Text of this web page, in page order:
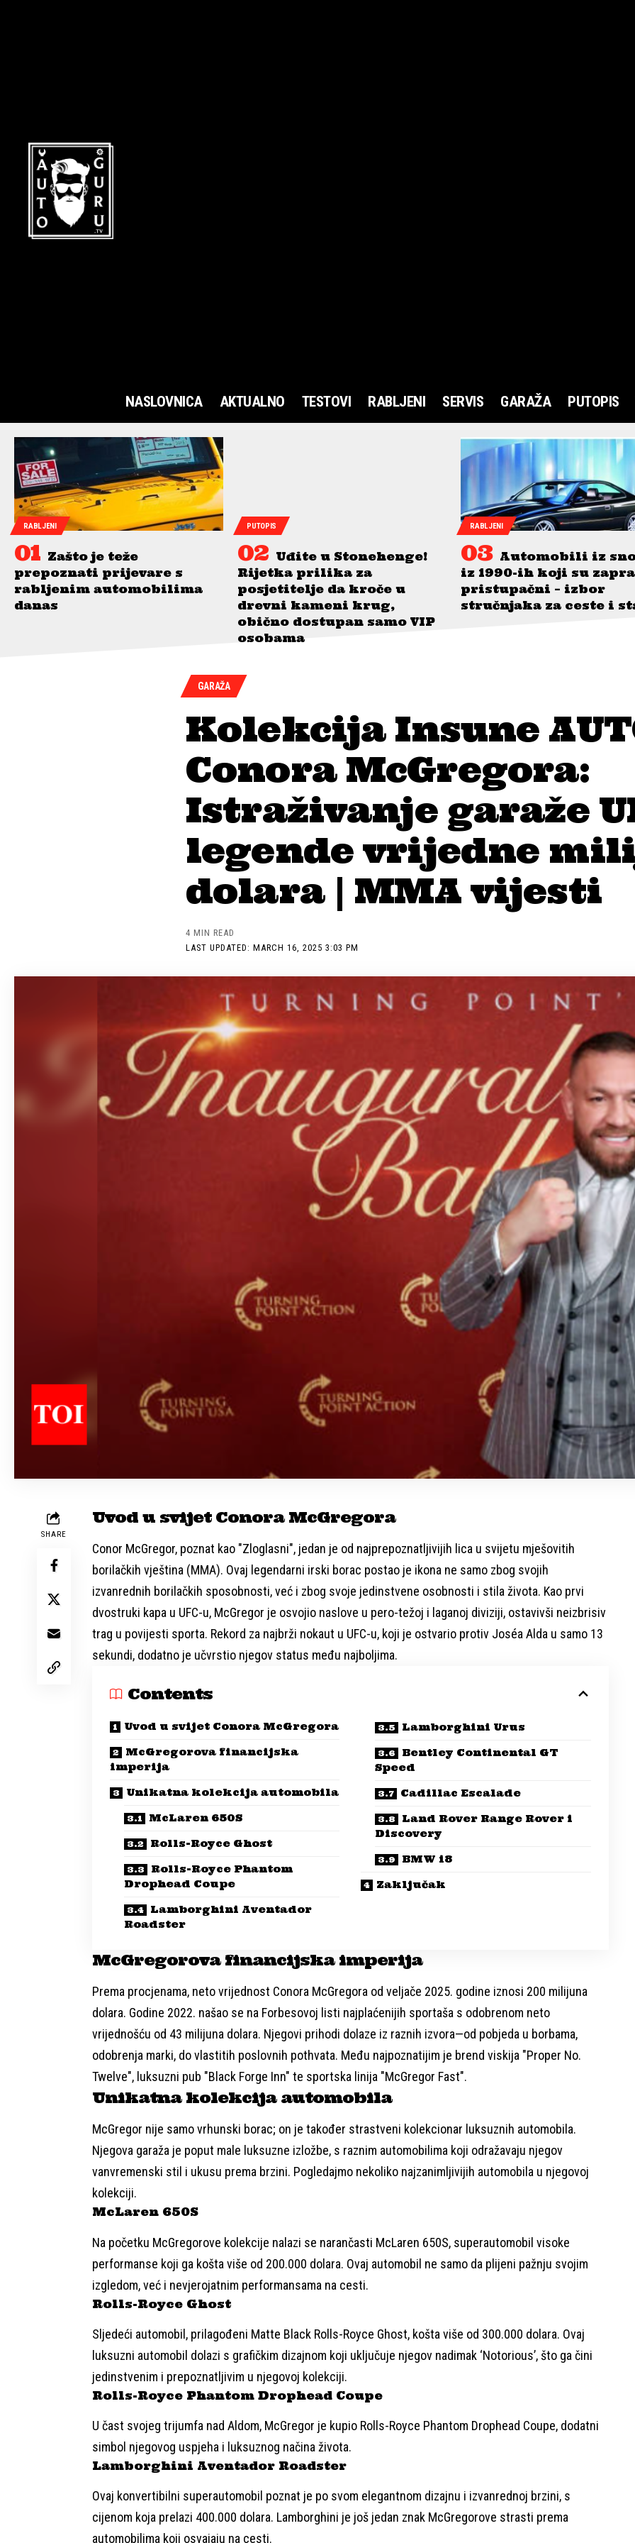
NASLOVNICA AKTUALNO TESTOVI RABLJENI SERVIS GARAŽA PUTOPIS
RABLJENI
Zašto je teže
prepoznati prijevare s
rabljenim automobilima
danas
PUTOPIS
Uđite u Stonehenge!
Rijetka prilika za
posjetitelje da kroče u
drevni kameni krug,
obično dostupan samo VIP
osobama
RABLJENI
Automobili iz
iz 1990-ih koji su
pristupačni – izbor
stručnjaka za ceste i
GARAŽA
Kolekcija Insune
Conora McGregora:
Istraživanje garaže
legende vrijedne
dolara | MMA vijesti
LAST UPDATED: MARCH 16, 2025 3:03 PM
4 MIN READ
SHARE
Uvod u svijet Conora McGregora
Conor McGregor, poznat kao "Zloglasni", jedan je od najprepoznatljivijih lica u svijetu mješovitih
borilačkih vještina (MMA). Ovaj legendarni irski borac postao je ikona ne samo zbog svojih
izvanrednih borilačkih sposobnosti, već i zbog svoje jedinstvene osobnosti i stila života. Kao prvi
dvostruki kapa u UFC-u, McGregor je osvojio naslove u pero-težoj i laganoj diviziji, ostavivši neizbrisiv
trag u povijesti sporta. Rekord za najbrži nokaut u UFC-u, koji je ostvario protiv Joséa Alda u samo 13
sekundi, dodatno je učvrstio njegov status među najboljima.
Contents
Uvod u svijet Conora McGregora
McGregorova financijska
imperija
Unikatna kolekcija automobila
McLaren 650S
Rolls-Royce Ghost
Rolls-Royce Phantom
Drophead Coupe
Lamborghini Aventador
Roadster
Lamborghini Urus
Bentley Continental GT
Speed
Cadillac Escalade
Land Rover Range Rover i
Discovery
BMW i8
Zaključak
McGregorova financijska imperija
Prema procjenama, neto vrijednost Conora McGregora od veljače 2025. godine iznosi 200 milijuna
dolara. Godine 2022. našao se na Forbesovoj listi najplaćenijih sportaša s odobrenom neto
vrijednošću od 43 milijuna dolara. Njegovi prihodi dolaze iz raznih izvora—od pobjeda u borbama,
odobrenja marki, do vlastitih poslovnih pothvata. Među najpoznatijim je brend viskija "Proper No.
Twelve", luksuzni pub "Black Forge Inn" te sportska linija "McGregor Fast".
Unikatna kolekcija automobila
McGregor nije samo vrhunski borac; on je također strastveni kolekcionar luksuznih automobila.
Njegova garaža je poput male luksuzne izložbe, s raznim automobilima koji odražavaju njegov
vanvremenski stil i ukusu prema brzini. Pogledajmo nekoliko najzanimljivijih automobila u njegovoj
kolekciji.
McLaren 650S
Na početku McGregorove kolekcije nalazi se narančasti McLaren 650S, superautomobil visoke
performanse koji ga košta više od 200.000 dolara. Ovaj automobil ne samo da plijeni pažnju svojim
izgledom, već i nevjerojatnim performansama na cesti.
Rolls-Royce Ghost
Sljedeći automobil, prilagođeni Matte Black Rolls-Royce Ghost, košta više od 300.000 dolara. Ovaj
luksuzni automobil dolazi s grafičkim dizajnom koji uključuje njegov nadimak ‘Notorious’, što ga čini
jedinstvenim i prepoznatljivim u njegovoj kolekciji.
Rolls-Royce Phantom Drophead Coupe
U čast svojeg trijumfa nad Aldom, McGregor je kupio Rolls-Royce Phantom Drophead Coupe, dodatni
simbol njegovog uspjeha i luksuznog načina života.
Lamborghini Aventador Roadster
Ovaj konvertibilni superautomobil poznat je po svom elegantnom dizajnu i izvanrednoj brzini, s
cijenom koja prelazi 400.000 dolara. Lamborghini je još jedan znak McGregorove strasti prema
automobilima koji osvajaju na cesti.